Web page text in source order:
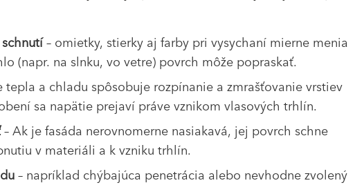
– omietky, stierky aj farby pri vysychaní mierne menia
(napr. na slnku, vo vetre) povrch môže popraskať.
a chladu spôsobuje rozpínanie a zmrašťovanie vrstiev
sa napätie prejaví práve vznikom vlasových trhlín.
– Ak je fasáda nerovnomerne nasiakavá, jej povrch schne
v materiáli a k vzniku trhlín.
– napríklad chýbajúca penetrácia alebo nevhodne zvolený